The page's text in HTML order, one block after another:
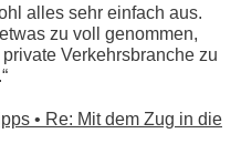
alles sehr einfach aus.
zu voll genommen,
Verkehrsbranche zu
• Re: Mit dem Zug in die